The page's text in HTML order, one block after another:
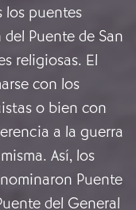
los puentes
Puente de San
religiosas. El
con los
o bien con
a la guerra
Así, los
Puente
del General